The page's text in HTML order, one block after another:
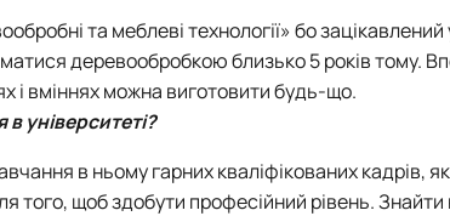
та меблеві технології» бо зацікавлений
деревообробкою близько 5 років тому.
і вміннях можна виготовити будь-що.
в університеті?
в ньому гарних кваліфікованих кадрів,
того, щоб здобути професійний рівень. Знайти